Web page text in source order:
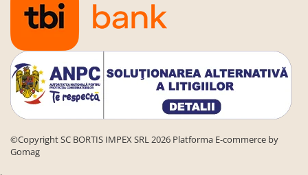
Cuptoare cu microunde
incorporabile
Cuptoare incorporabile
Hote
Masini de spalat vase
Oale sub presiune
Prajitoare paine
©Copyright SC BORTIS IMPEX SRL 2026 Platforma E-commerce by
Gomag